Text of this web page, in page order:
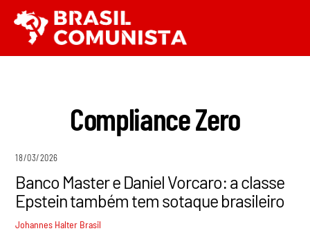
para
o
Compliance Zero
18/03/2026
Banco Master e Daniel Vorcaro: a classe
Epstein também tem sotaque brasileiro
Johannes Halter Brasil